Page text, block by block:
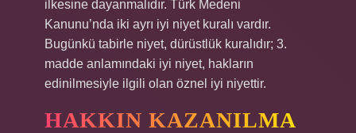
ilkesine dayanmalıdır. Türk Medeni
Kanunu’nda iki ayrı iyi niyet kuralı vardır.
Bugünkü tabirle niyet, dürüstlük kuralıdır; 3.
madde anlamındaki iyi niyet, hakların
edinilmesiyle ilgili olan öznel iyi niyettir.
HAKKIN KAZANILMA